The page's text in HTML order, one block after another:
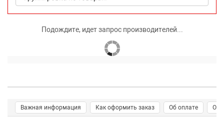
Подождите, идет запрос производителей...
Важная информация Как оформить заказ Об оплате О